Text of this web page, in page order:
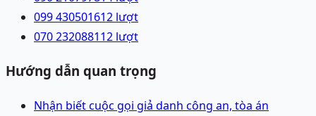
099 430501612 lượt
070 232088112 lượt
Hướng dẫn quan trọng
Nhận biết cuộc gọi giả danh công an, tòa án